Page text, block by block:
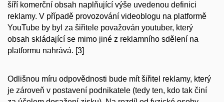
šíří komerční obsah naplňující výše uvedenou definici
reklamy. V případě provozování videoblogu na platformě
YouTube by byl za šiřitele považován youtuber, který
obsah skládající se mimo jiné z reklamního sdělení na
platformu nahrává. [3]
Odlišnou míru odpovědnosti bude mít šiřitel reklamy, který
je zároveň v postavení podnikatele (tedy ten, kdo tak činí